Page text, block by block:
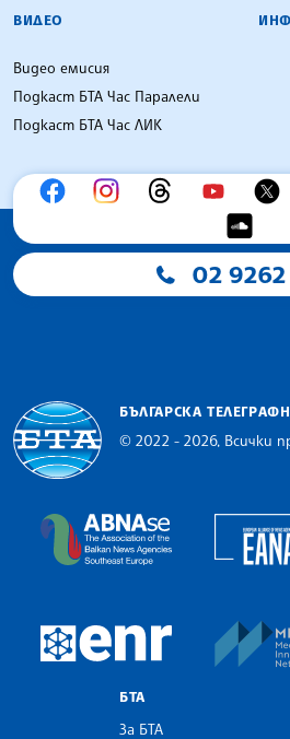
ВИДЕО
Видео емисия
Подкаст БТА Час Паралели
Подкаст БТА Час ЛИК
02 9262
БЪЛГАРСКА
© 2022 - 2026, Всички
The
European
БТА
За БТА